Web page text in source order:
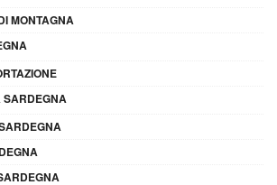
MONTAGNA
SARDEGNA